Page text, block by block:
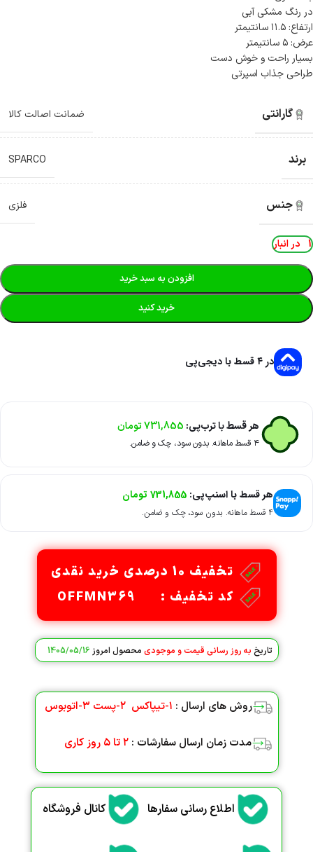
در رنگ مشکی آبی
ارتفاع: ۱۱.۵ سانتیمتر
عرض: ۵ سانتیمتر
بسیار راحت و خوش دست
طراحی جذاب اسپرتی
گارانتی ضمانت اصالت کالا
برند SPARCO
جنس فلزی
1 در انبار
افزودن به سبد خرید
خرید کنید
در ۴ قسط با دیجی‌پی
هر قسط با ترب‌پی: 731,855تومان
۴ قسط ماهانه. بدون سود، چک و ضامن.
هر قسط با اسنپ‌پی: 731,855 تومان
۴ قسط ماهانه. بدون سود، چک و ضامن.
تخفیف 10 درصدی خرید نقدی
کد تخفیف : OFFMN369
تاریخ به روز رسانی قیمت و موجودی محصول امروز 1405/05/16
روش های ارسال : ۱-تیپاکس ۲-پست ۳-اتوبوس
مدت زمان ارسال سفارشات : ۲ تا ۵ روز کاری
اطلاع رسانی سفارها کانال فروشگاه